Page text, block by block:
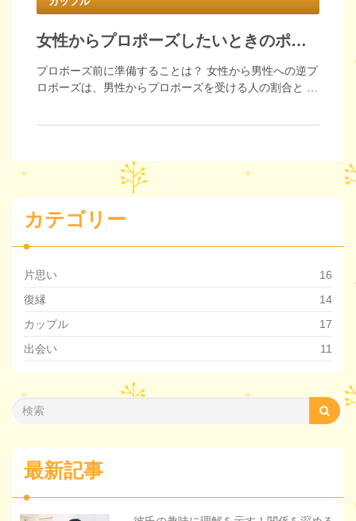
女性からプロポーズしたいときのポイント
プロポーズ前に準備することは？ 女性から男性への逆プ
ロポーズは、男性からプロポーズを受ける人の割合と …
カテゴリー
片思い
16
復縁
14
カップル
17
出会い
11
最新記事